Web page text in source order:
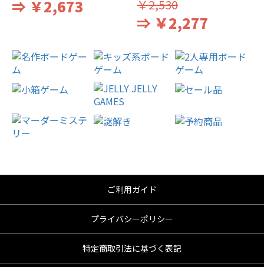
⇒ ￥2,673
￥2,530
⇒ ￥2,277
ご利用ガイド
プライバシーポリシー
特定商取引法に基づく表記